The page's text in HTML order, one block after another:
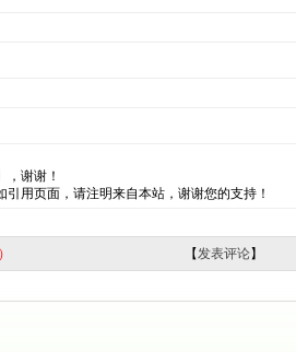
，谢谢！
用页面，请注明来自本站，谢谢您的支持！
【发表评论】